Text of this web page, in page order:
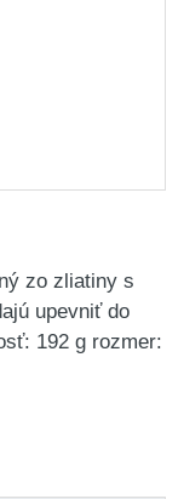
zo zliatiny s
upevniť do
192 g rozmer: